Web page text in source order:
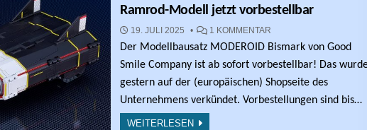
Ramrod-Modell jetzt vorbestellbar
19. JULI 2025 1 KOMMENTAR ZU RAMROD-MODELL
Der Modellbausatz MODEROID Bismark von Good
Smile Company ist ab sofort vorbestellbar! Das
gestern auf der (europäischen) Shopseite des
Unternehmens verkündet. Vorbestellungen sind bis…
WEITERLESEN